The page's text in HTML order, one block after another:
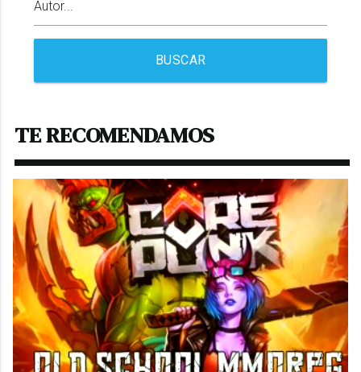
BUSCAR
TE RECOMENDAMOS